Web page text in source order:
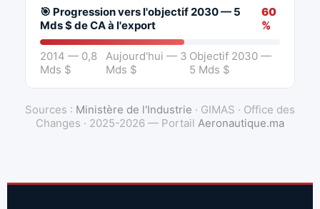
🎯 Progression vers l'objectif 2030 — 5
Mds $ de CA à l'export
60
%
2014 — 0,8
Mds $
Aujourd'hui — 3
Mds $
Objectif 2030 —
5 Mds $
Sources : Ministère de l'Industrie · GIMAS · Office des
Changes · 2025-2026 — Portail Aeronautique.ma